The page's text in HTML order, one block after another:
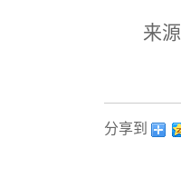
来
分享到：